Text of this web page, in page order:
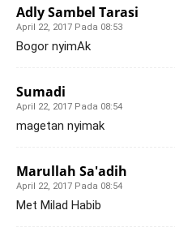
Adly Sambel Tarasi
April 22, 2017 Pada 08:53
Bogor nyimAk
Sumadi
April 22, 2017 Pada 08:54
magetan nyimak
Marullah Sa'adih
April 22, 2017 Pada 08:54
Met Milad Habib